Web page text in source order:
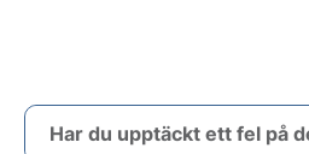
Har du upptäckt ett fel på